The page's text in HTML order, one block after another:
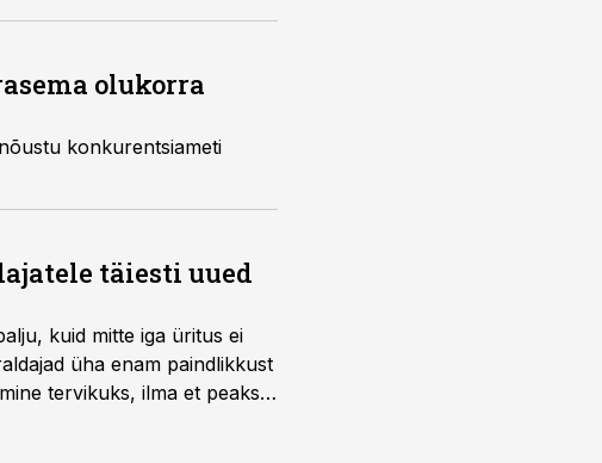
olukorra
konkurentsiameti
täiesti uued
kuid mitte iga üritus ei
üha enam paindlikkust
tervikuks, ilma et peaks